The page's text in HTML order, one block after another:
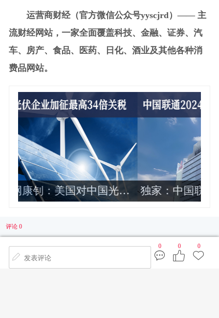
运营商财经（官方微信公众号yyscjrd）—— 主
流财经网站，一家全面覆盖科技、金融、证券、汽
车、房产、食品、医药、日化、酒业及其他各种消
费品网站。
独家：中国联通2024年各省公司政企
评论 0
0 0 0